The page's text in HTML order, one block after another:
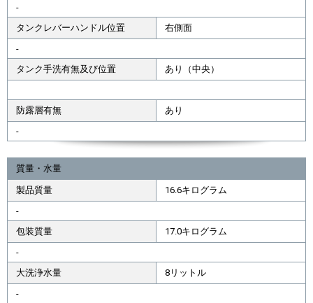
-
タンクレバーハンドル位置
右側面
-
タンク手洗有無及び位置
あり（中央）
防露層有無
あり
-
質量・水量
製品質量
16.6キログラム
-
包装質量
17.0キログラム
-
大洗浄水量
8リットル
-